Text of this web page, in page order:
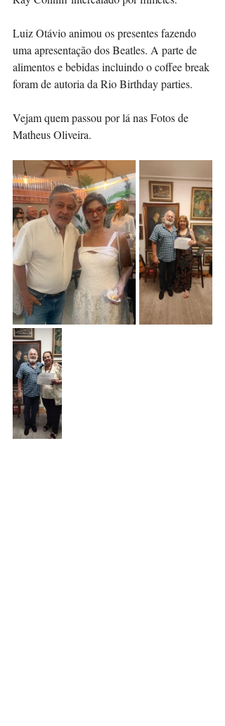
Luiz Otávio animou os presentes fazendo
uma apresentação dos Beatles. A parte de
alimentos e bebidas incluindo o coffee break
foram de autoria da Rio Birthday parties.
Vejam quem passou por lá nas Fotos de
Matheus Oliveira.